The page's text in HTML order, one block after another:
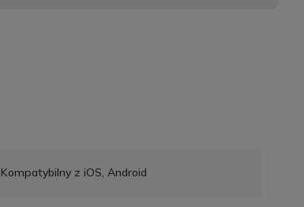
Kompatybilny z iOS, Android